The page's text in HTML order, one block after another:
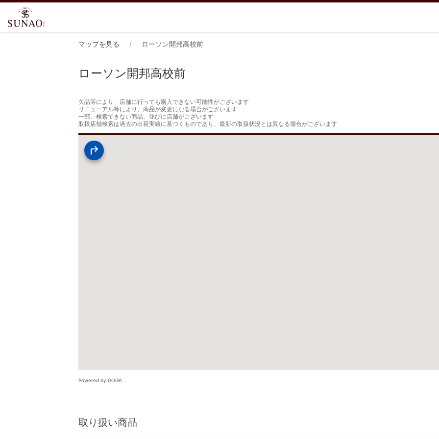
マップを見る ローソン開邦高校前
ローソン開邦高校前
欠品等により、店舗に行っても購入できない可能性がございます
リニューアル等により、商品が変更になる場合がございます
一部、検索できない商品、並びに店舗がございます
取扱店舗検索は過去の出荷実績に基づくものであり、最新の取扱状況とは異なる場合がございます
Powered by GOGA
取り扱い商品